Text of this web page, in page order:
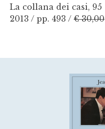
La collana dei casi, 95
2013 / pp. 493 / € 30,00